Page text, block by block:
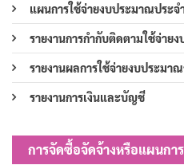
แผนการใช้จ่ายงบประมาณประจ
รายงานการกำกับติดตามใช้จ่าย
รายงานผลการใช้จ่ายงบประมา
รายงานการเงินและบัญชี
การจัดซื้อจัดจ้างหรือแผนกา